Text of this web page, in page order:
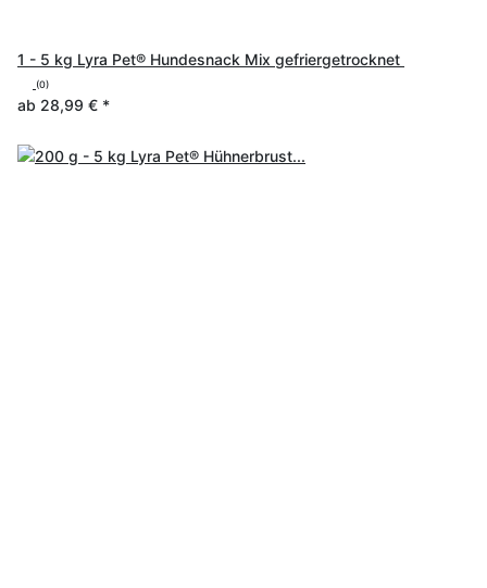
1 - 5 kg Lyra Pet® Hundesnack Mix gefriergetrocknet
(0)
ab 28,99 € *